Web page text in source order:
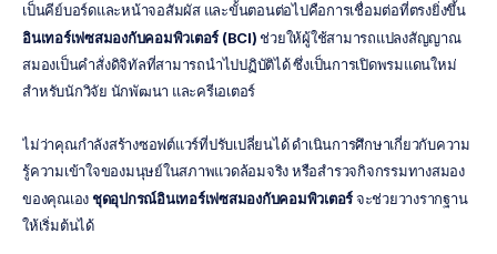
เป็นคีย์บอร์ดและหน้าจอสัมผัส และขั้นตอนต่อไปคือการเชื่อมต่อที่ตรงยิ่งขึ้น
อินเทอร์เฟซสมองกับคอมพิวเตอร์ (BCI) ช่วยให้ผู้ใช้สามารถแปลงสัญญาณ
สมองเป็นคำสั่งดิจิทัลที่สามารถนำไปปฏิบัติได้ ซึ่งเป็นการเปิดพรมแดนใหม่
สำหรับนักวิจัย นักพัฒนา และครีเอเตอร์
ไม่ว่าคุณกำลังสร้างซอฟต์แวร์ที่ปรับเปลี่ยนได้ ดำเนินการศึกษาเกี่ยวกับความ
รู้ความเข้าใจของมนุษย์ในสภาพแวดล้อมจริง หรือสำรวจกิจกรรมทางสมอง
ของคุณเอง ชุดอุปกรณ์อินเทอร์เฟซสมองกับคอมพิวเตอร์ จะช่วยวางรากฐาน
ให้เริ่มต้นได้